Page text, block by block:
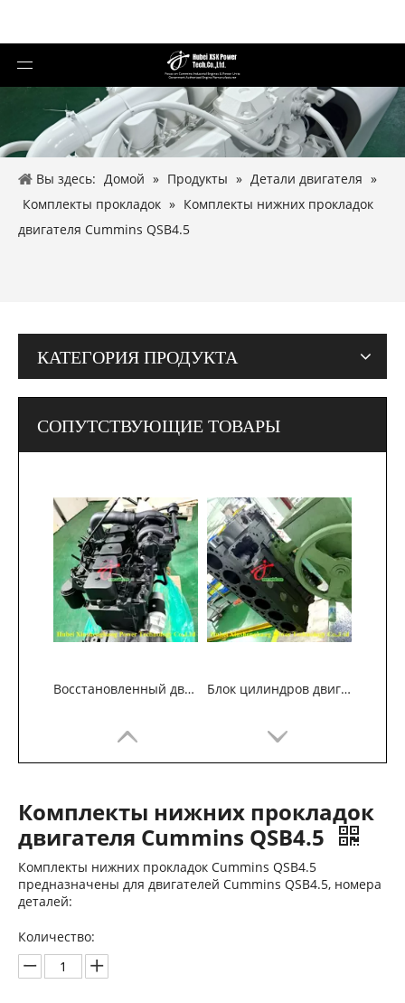
Вы здесь: Домой » Продукты » Детали двигателя »
Комплекты прокладок » Комплекты нижних прокладок
двигателя Cummins QSB4.5
КАТЕГОРИЯ ПРОДУКТА
СОПУТСТВУЮЩИЕ ТОВАРЫ
Восстановленный двигатель Cummins 6BT5.9 для строительных машин Блок цилиндров двигателя Cummins 6B5.9
Комплекты нижних прокладок
двигателя Cummins QSB4.5
Комплекты нижних прокладок Cummins QSB4.5
предназначены для двигателей Cummins QSB4.5, номера
Количество: